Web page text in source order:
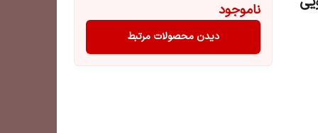
ناموجود
دیدن محصولات مرتبط